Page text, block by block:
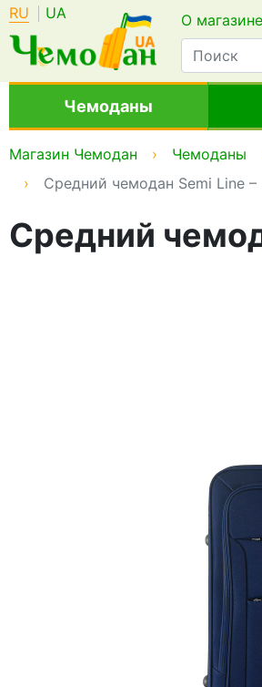
RU UA О магазине
Чемоданы
Магазин Чемодан Чемоданы
Средний чемодан Semi Line
Средний